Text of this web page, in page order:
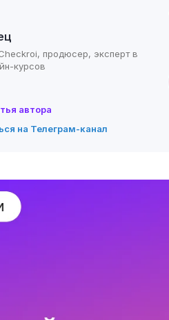
продюсер, эксперт в
курсов
автора
на Телеграм-канал